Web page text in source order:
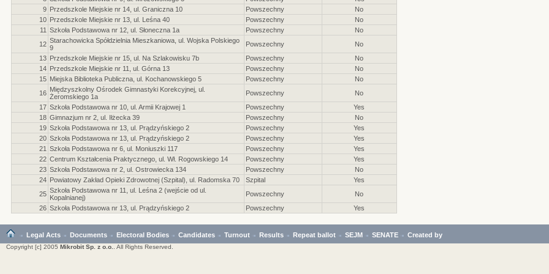
9 Przedszkole Miejskie nr 14, ul. Graniczna 10 Powszechny
No
10 Przedszkole Miejskie nr 13, ul. Leśna 40 Powszechny
No
11 Szkoła Podstawowa nr 12, ul. Słoneczna 1a Powszechny
No
12 Starachowicka Spółdzielnia Mieszkaniowa, ul. Wojska Polskiego
9
Powszechny
No
13 Przedszkole Miejskie nr 15, ul. Na Szlakowisku 7b Powszechny
No
14 Przedszkole Miejskie nr 11, ul. Górna 13 Powszechny
No
15 Miejska Biblioteka Publiczna, ul. Kochanowskiego 5 Powszechny
No
16 Międzyszkolny Ośrodek Gimnastyki Korekcyjnej, ul.
Żeromskiego 1a
Powszechny
No
17 Szkoła Podstawowa nr 10, ul. Armii Krajowej 1 Powszechny
Yes
18 Gimnazjum nr 2, ul. Iłżecka 39 Powszechny
No
19 Szkoła Podstawowa nr 13, ul. Prądzyńskiego 2 Powszechny
Yes
20 Szkoła Podstawowa nr 13, ul. Prądzyńskiego 2 Powszechny
Yes
21 Szkoła Podstawowa nr 6, ul. Moniuszki 117 Powszechny
Yes
22 Centrum Kształcenia Praktycznego, ul. Wł. Rogowskiego 14 Powszechny
Yes
23 Szkoła Podstawowa nr 2, ul. Ostrowiecka 134 Powszechny
No
24 Powiatowy Zakład Opieki Zdrowotnej (Szpital), ul. Radomska 70 Szpital
Yes
25 Szkoła Podstawowa nr 11, ul. Leśna 2 (wejście od ul.
Kopalnianej)
Powszechny
No
26 Szkoła Podstawowa nr 13, ul. Prądzyńskiego 2 Powszechny Yes
Legal Acts Documents Electoral Bodies Candidates Turnout Results Repeat ballot SEJM SENATE Created by
Copyright [c] 2005 Mikrobit Sp. z o.o. . All Rights Reserved.